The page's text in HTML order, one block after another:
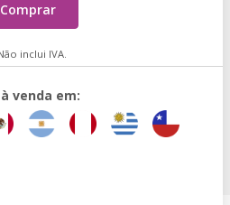
Comprar
inclui IVA.
venda em: